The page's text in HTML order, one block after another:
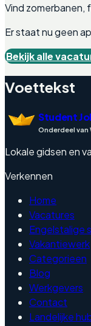
Vind zomerbanen,
Er staat nu geen
Bekijk alle
Voettekst
Student
Onderdeel van
Lokale gidsen en
Verkennen
Home
Vacatures
Engelstalige
Vakantiewerk
Categorieen
Blog
Werkgevers
Contact
Landelijke